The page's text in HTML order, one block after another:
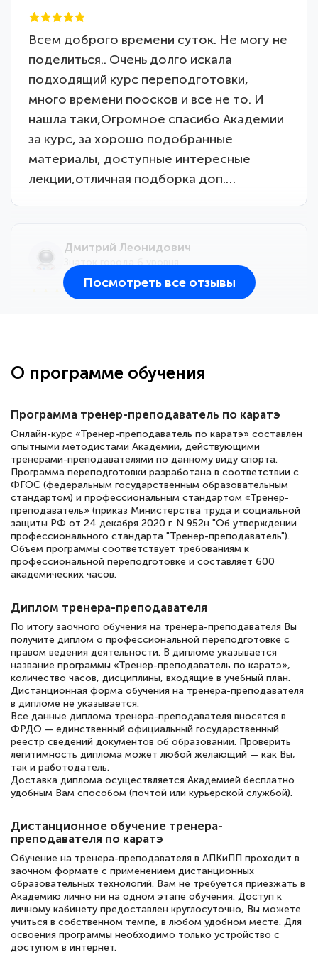
Всем доброго времени суток. Не могу не
поделиться.. Очень долго искала
подходящий курс переподготовки,
много времени поосков и все не то. И
нашла таки,Огромное спасибо Академии
за курс, за хорошо подобранные
материалы, доступные интересные
лекции,отличная подборка доп.…
Дмитрий Леонидович
большое количество методических
сдачи итоговой аттестации. Спасибо
Елена Кравченко
Знаток города 5 уровня
18 марта 2026
Выражаю благодарность за курс
повышения квалификации "Эксперт ЕГЭ по
полезных материалов помогли
подготовиться к тестированию. Это
книги, методические рекомендации,
статьи. Времени на подготовку
достаточно. Курс помогает пройти
аттестацию в школе. Спасибо!
Евгения Коротких
Знаток города 2 уровня
12 марта 2026
Спасибо большое Академии! Грамотное,
вежливое сопровождение! Всё чётко и
понятно! Проходила повышение
квалификации. Ещё раз - СПАСИБО!
Посмотреть все отзывы
О программе обучения
Программа тренер-преподаватель по каратэ
Онлайн-курс «Тренер-преподаватель по каратэ» составлен
опытными методистами Академии, действующими
тренерами-преподавателями по данному виду спорта.
Программа переподготовки разработана в соответствии с
ФГОС (федеральным государственным образовательным
стандартом) и профессиональным стандартом «Тренер-
преподаватель» (приказ Министерства труда и социальной
защиты РФ от 24 декабря 2020 г. N 952н "Об утверждении
профессионального стандарта "Тренер-преподаватель").
Объем программы соответствует требованиям к
профессиональной переподготовке и составляет 600
академических часов.
Диплом тренера-преподавателя
По итогу заочного обучения на тренера-преподавателя Вы
получите диплом о профессиональной переподготовке с
правом ведения деятельности. В дипломе указывается
название программы «Тренер-преподаватель по каратэ»,
количество часов, дисциплины, входящие в учебный план.
Дистанционная форма обучения на тренера-преподавателя
в дипломе не указывается.
Все данные диплома тренера-преподавателя вносятся в
ФРДО — единственный официальный государственный
реестр сведений документов об образовании. Проверить
легитимность диплома может любой желающий — как Вы,
так и работодатель.
Доставка диплома осуществляется Академией бесплатно
удобным Вам способом (почтой или курьерской службой).
Дистанционное обучение тренера-
преподавателя по каратэ
Обучение на тренера-преподавателя в АПКиПП проходит в
заочном формате с применением дистанционных
образовательных технологий. Вам не требуется приезжать в
Академию лично ни на одном этапе обучения. Доступ к
личному кабинету предоставлен круглосуточно, Вы можете
учиться в собственном темпе, в любом удобном месте. Для
освоения программы необходимо только устройство с
доступом в интернет.